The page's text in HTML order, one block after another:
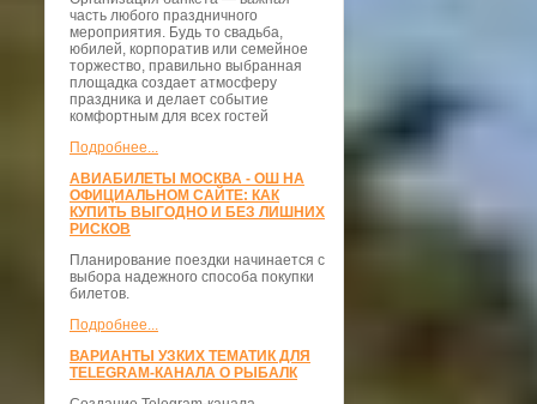
часть любого праздничного
мероприятия. Будь то свадьба,
юбилей, корпоратив или семейное
торжество, правильно выбранная
площадка создает атмосферу
праздника и делает событие
комфортным для всех гостей
Подробнее...
АВИАБИЛЕТЫ МОСКВА - ОШ НА
ОФИЦИАЛЬНОМ САЙТЕ: КАК
КУПИТЬ ВЫГОДНО И БЕЗ ЛИШНИХ
РИСКОВ
Планирование поездки начинается с
выбора надежного способа покупки
билетов.
Подробнее...
ВАРИАНТЫ УЗКИХ ТЕМАТИК ДЛЯ
TELEGRAM-КАНАЛА О РЫБАЛК